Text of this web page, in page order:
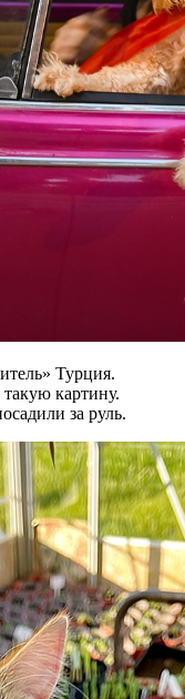
Турция.
картину.
за руль.